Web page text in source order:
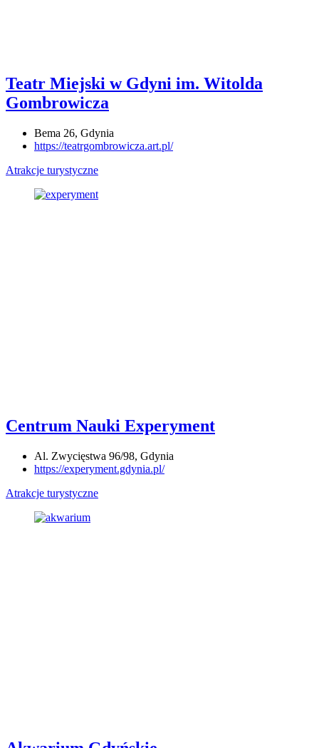
Teatr Miejski w Gdyni im. Witolda
Gombrowicza
Bema 26, Gdynia
https://teatrgombrowicza.art.pl/
Atrakcje turystyczne
Centrum Nauki Experyment
Al. Zwycięstwa 96/98, Gdynia
https://experyment.gdynia.pl/
Atrakcje turystyczne